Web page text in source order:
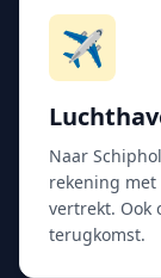
✈️
Naar
rekening
vertrekt. Ook
terugkomst.